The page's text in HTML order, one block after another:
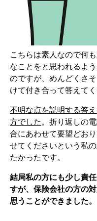
こちらは素人なので何
なことをと思われるよ
のですが、めんどくさ
けて付き合って答えて
不明な点を説明する答
方でした 。折り返しの
合にあわせて要望どお
せてくださいという私
たかったです。
結局私の方にも少し責
すが、保険会社の方の
思うことができました。